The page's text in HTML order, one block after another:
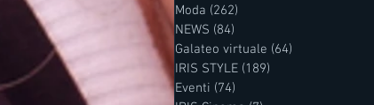
Moda (262)
NEWS (84)
Galateo virtuale (64)
IRIS STYLE (189)
Eventi (74)